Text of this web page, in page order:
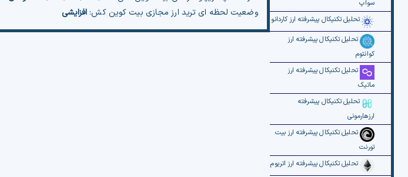
سواپ
تحلیل تکنیکال پیشرفته ارز کاردانو
تحلیل تکنیکال پیشرفته ارز
کوانتوم
تحلیل تکنیکال پیشرفته ارز
ماتیک
تحلیل تکنیکال پیشرفته
ارزهارمونی
تحلیل تکنیکال پیشرفته ارز بیت
تورنت
تحلیل تکنیکال پیشرفته ارز اتریوم
وضعیت لحظه ای ترید ارز مجازی بیت کوین کش:افزایشی